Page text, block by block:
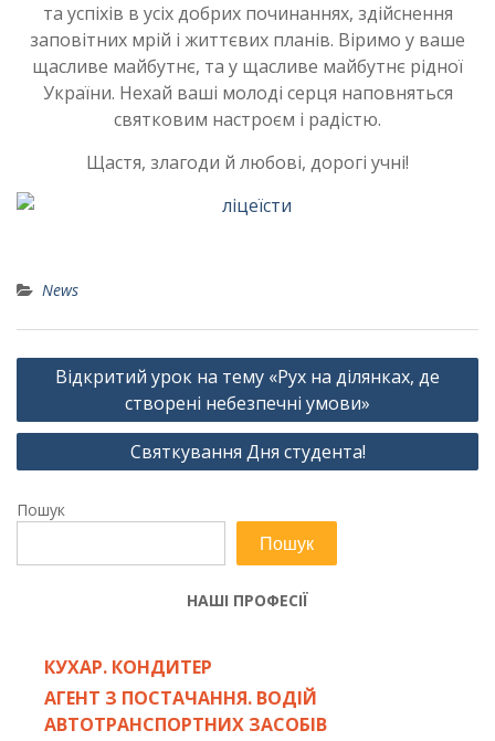
та успіхів в усіх добрих починаннях, здійснення
заповітних мрій і життєвих планів. Віримо у ваше
щасливе майбутнє, та у щасливе майбутнє рідної
України. Нехай ваші молоді серця наповняться
святковим настроєм і радістю.
Щастя, злагоди й любові, дорогі учні!
News
Навігація
записів
Відкритий урок на тему «Рух на ділянках, де
створені небезпечні умови»
Святкування Дня студента!
Пошук
Пошук
НАШІ ПРОФЕСІЇ
КУХАР. КОНДИТЕР
АГЕНТ З ПОСТАЧАННЯ. ВОДІЙ
АВТОТРАНСПОРТНИХ ЗАСОБІВ